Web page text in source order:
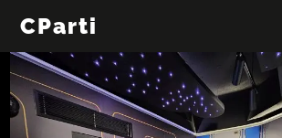
CParti